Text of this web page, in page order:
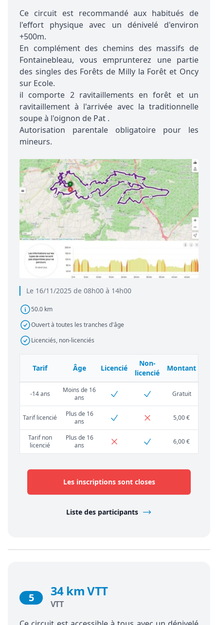
Le 16/11/2025 de 08h00 à 14h00
50.0 km
Ouvert à toutes les tranches d'âge
Licenciés, non-licenciés
Ce circuit est recommandé aux habitués de
l'effort physique avec un dénivelé d'environ
+500m.
En complément des chemins des massifs de
Fontainebleau, vous emprunterez une partie
des singles des Forêts de Milly la Forêt et Oncy
sur Ecole.
il comporte 2 ravitaillements en forêt et un
ravitaillement à l'arrivée avec la traditionnelle
soupe à l'oignon de Pat .
Autorisation parentale obligatoire pour les
mineurs.
Tarif Âge Licencié
Non-
licencié
Montant
-14 ans
Moins de 16
ans
Gratuit
Tarif licencié
Plus de 16
ans
5,00 €
Tarif non
licencié
Plus de 16
ans
6,00 €
Les inscriptions sont closes
Liste des participants
5 34 km VTT
VTT